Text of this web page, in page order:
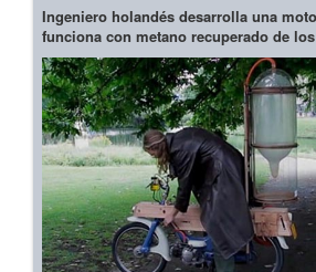
Ingeniero holandés desarrolla una
funciona con metano recuperado de